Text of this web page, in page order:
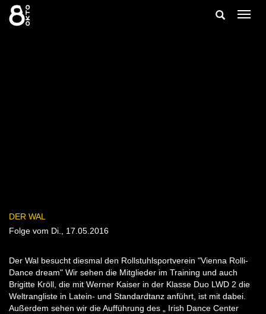
Zum
Inhalt
springen
Suche
DER WAL
Folge vom Di., 17.05.2016
Der Wal besucht diesmal den Rollstuhlsportverein "Vienna Rolli-
Dance dream" Wir sehen die Mitglieder im Training und auch
Brigitte Kröll, die mit Werner Kaiser in der Klasse Duo LWD 2 die
Weltrangliste in Latein- und Standardtanz anführt, ist mit dabei.
Außerdem sehen wir die Aufführung des „ Irish Dance Center